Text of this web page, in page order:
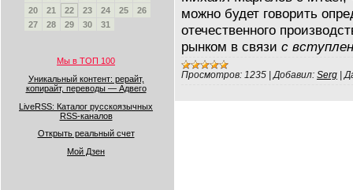
20
21 22 23 24 25
26
27
28 29 30 31
Мы в ТОП 100
Уникальный контент: рерайт,
копирайт, переводы — Адвего
LiveRSS: Каталог русскоязычных
RSS-каналов
Открыть реальный счет
Мой Дзен
можно будет говорить
отечественного
рынком в связи с
Просмотров: 1235 | Добавил: Serg |